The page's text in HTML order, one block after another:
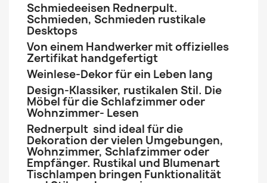
Schmiedeeisen Rednerpult.
Schmieden, Schmieden rustikale
Desktops
Von einem Handwerker mit offizielles
Zertifikat handgefertigt
Weinlese-Dekor für ein Leben lang
Design-Klassiker, rustikalen Stil. Die
Möbel für die Schlafzimmer oder
Wohnzimmer- Lesen
Rednerpult sind ideal für die
Dekoration der vielen Umgebungen,
Wohnzimmer, Schlafzimmer oder
Empfänger. Rustikal und Blumenart
Tischlampen bringen Funktionalität